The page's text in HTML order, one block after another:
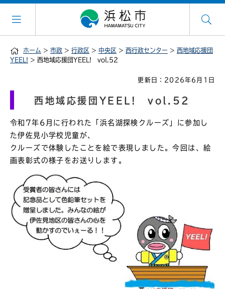
ホーム > 市政 > 行政区 > 中央区 > 西行政センター > 西地域応援団
YEEL! > 西地域応援団YEEL! vol.52
更新日：2026年6月1日
西地域応援団YEEL! vol.52
令和7年6月に行われた「浜名湖探検クルーズ」に参加し
た伊佐見小学校児童が、
クルーズで体験したことを絵で表現しました。今回は、絵
画表彰式の様子をお送りします。